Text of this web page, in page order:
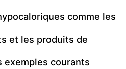
comme les
et les produits de
exemples courants